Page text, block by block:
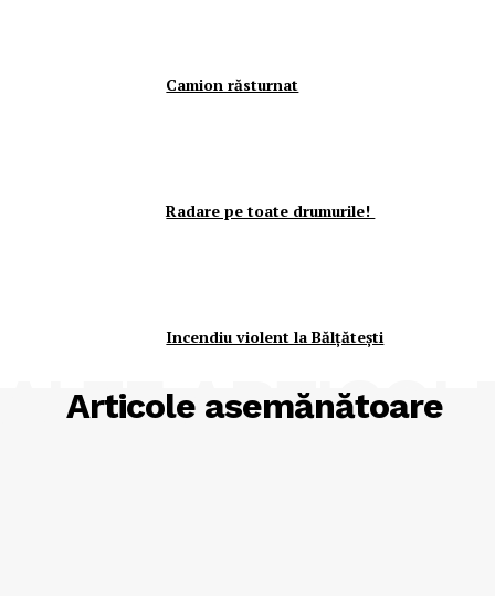
Camion răsturnat
Radare pe toate drumurile!
Incendiu violent la Bălţăteşti
Articole asemănătoare
ALTE